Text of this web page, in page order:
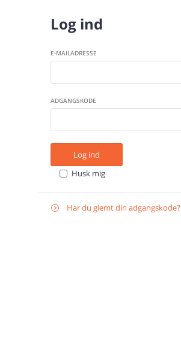
Log ind
E-MAILADRESSE
ADGANGSKODE
Log ind
Husk mig
 Har du glemt din adgangskode?